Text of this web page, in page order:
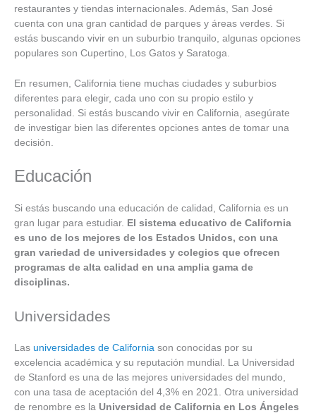
restaurantes y tiendas internacionales. Además, San José
cuenta con una gran cantidad de parques y áreas verdes. Si
estás buscando vivir en un suburbio tranquilo, algunas opciones
populares son Cupertino, Los Gatos y Saratoga.
En resumen, California tiene muchas ciudades y suburbios
diferentes para elegir, cada uno con su propio estilo y
personalidad. Si estás buscando vivir en California, asegúrate
de investigar bien las diferentes opciones antes de tomar una
decisión.
Educación
Si estás buscando una educación de calidad, California es un
gran lugar para estudiar. El sistema educativo de California
es uno de los mejores de los Estados Unidos, con una
gran variedad de universidades y colegios que ofrecen
programas de alta calidad en una amplia gama de
disciplinas.
Universidades
Las universidades de California son conocidas por su
excelencia académica y su reputación mundial. La Universidad
de Stanford es una de las mejores universidades del mundo,
con una tasa de aceptación del 4,3% en 2021. Otra universidad
de renombre es la Universidad de California en Los Ángeles